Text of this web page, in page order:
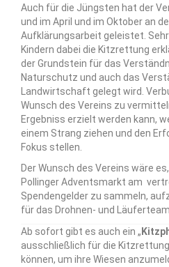
Auch für die Jüngsten hat der
und im April und im Oktober an
Aufklärungsarbeit geleistet.
Kindern dabei die Kitzrettung
der Grundstein für das
Naturschutz und auch das
Landwirtschaft gelegt wird.
Wunsch des Vereins zu
Ergebniss erzielt werden kann,
einem Strang ziehen und den
Fokus stellen.
Der Wunsch des Vereins wäre
Pollinger Adventsmarkt am
Spendengelder zu sammeln,
für das Drohnen- und
Ab sofort gibt es auch ein „
ausschließlich für die
können, um ihre Wiesen